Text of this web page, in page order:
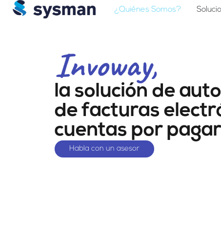
¿Quiénes Somos?
Invoway,
la solución de
de facturas
cuentas por pagar
Habla con un asesor